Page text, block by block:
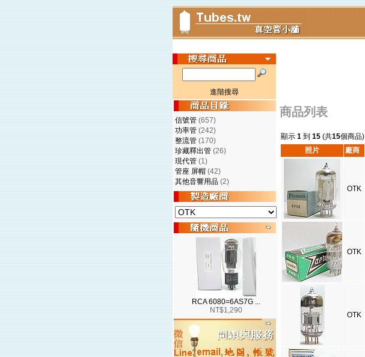
進階搜尋
信號管 (657)
功率管 (242)
整流管 (170)
珍藏釋出管 (26)
現代管 (1)
管座 屏帽 (42)
其他音響用品 (2)
RCA 6080=6AS7G ...
NT$1,290
商品列表
顯示 1 到 15 (共15個商品)
照片
廠商
OTK
OTK
OTK